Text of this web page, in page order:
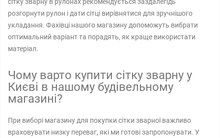
розгорнути рулон і дати сітці вирівнятися для зручнішого
укладання. Фахівці нашого магазину допоможуть вибрати
оптимальний варіант та порадять, як краще використати
матеріал.
Чому варто купити сітку зварну у
Києві в нашому будівельному
магазині?
При виборі магазину для покупки сітки зварної важливо
враховувати низку переваг, які ми готові запропонувати. У